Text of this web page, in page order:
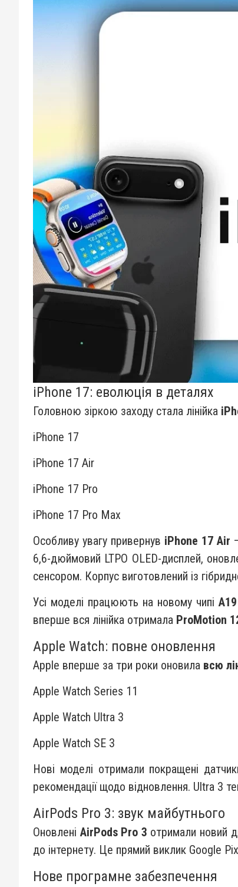
iPhone 17: еволюція в деталях
Головною зіркою заходу стала лінійка
iPhone 17
iPhone 17 Air
iPhone 17 Pro
iPhone 17 Pro Max
Особливу увагу привернув iPhone 17 Air
6,6-дюймовий LTPO OLED-дисплей,
сенсором. Корпус виготовлений із
Усі моделі працюють на новому чипі
вперше вся лінійка отримала ProMotion
Apple Watch: повне оновлення
Apple вперше за три роки оновила всю
Apple Watch Series 11
Apple Watch Ultra 3
Apple Watch SE 3
Нові моделі отримали покращені
рекомендації щодо відновлення. Ultra 3
AirPods Pro 3: звук майбутнього
Оновлені AirPods Pro 3 отримали новий
до інтернету. Це прямий виклик Google
Нове програмне забезпечення